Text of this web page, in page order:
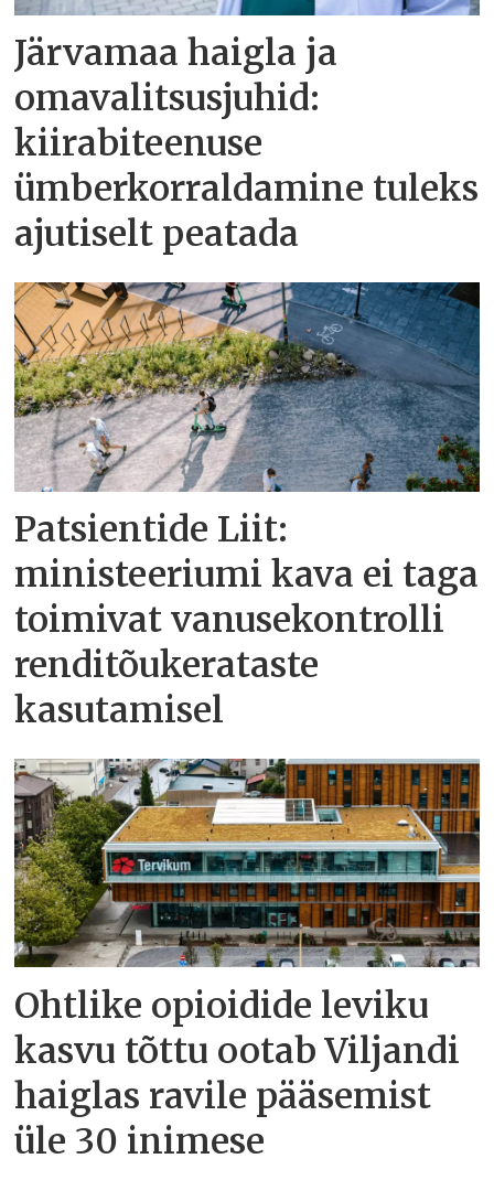
Järvamaa haigla ja
omavalitsusjuhid:
kiirabiteenuse
ümberkorraldamine tuleks
ajutiselt peatada
Patsientide Liit:
ministeeriumi kava ei taga
toimivat vanusekontrolli
renditõukerataste
kasutamisel
Ohtlike opioidide leviku
kasvu tõttu ootab Viljandi
haiglas ravile pääsemist
üle 30 inimese